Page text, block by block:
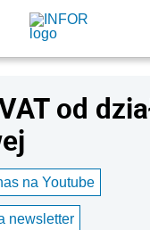
od
na Youtube
newsletter